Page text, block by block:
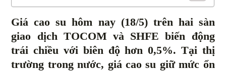
Giá cao su hôm nay (18/5) trên hai sàn
giao dịch TOCOM và SHFE biến động
trái chiều với biên độ hơn 0,5%. Tại thị
trường trong nước, giá cao su giữ mức ổn